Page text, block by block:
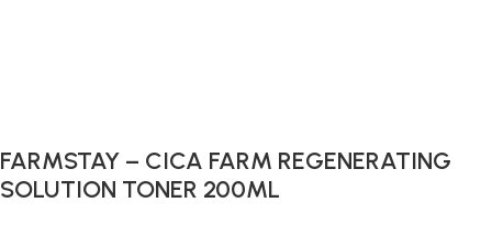
FARMSTAY – CICA FARM REGENERATING
SOLUTION TONER 200ML